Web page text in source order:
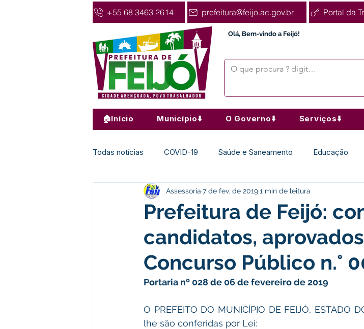
+55 68 3463 2614 prefeitura@feijo.ac.gov.br Portal da
Olá, Bem-vindo a Feijó!
🏠Início Município⬇️ O Governo⬇️ Serviços⬇️
Todas notícias COVID-19 Saúde e Saneamento Educação
Agricultura Nota de Pesar Desporto Cultura e Lazer
Meio Ambiente e Turismo Datas Comemorativas Campanhas
Nota de Esclarecimento Comunidade Licitações No
Prefeitura de Feijó:
candidatos,
Concurso Público n.°
Assessoria 7 de fev. de 20191 min de leitura
Portaria nº 028 de 06 de fevereiro de 2019
O PREFEITO DO MUNICÍPIO DE FEIJÓ, ESTADO
lhe são conferidas por Lei: